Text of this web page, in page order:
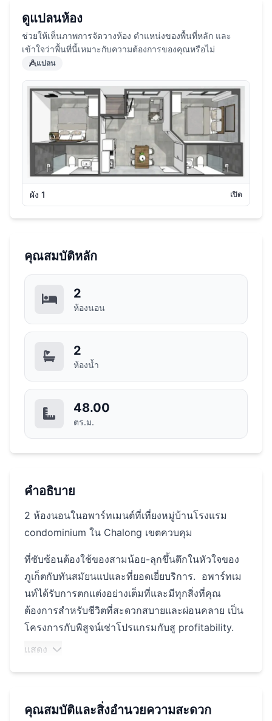
ดูแปลนห้อง
ช่วยให้เห็นภาพการจัดวางห้อง ตำแหน่งของพื้นที่หลัก และ
เข้าใจว่าพื้นที่นี้เหมาะกับความต้องการของคุณหรือไม่
แปลน
ผัง 1 เปิด
คุณสมบัติหลัก
2
ห้องนอน
2
ห้องน้ำ
48.00
ตร.ม.
คำอธิบาย
2 ห้องนอนในอพาร์ทเมนต์ที่เที่ยงหมู่บ้านโรงแรม
condominium ใน Chalong เขตควบคุม
ที่ซับซ้อนต้องใช้ของสามน้อย-ลุกขึ้นตึกในหัวใจของ
ภูเก็ตกับทันสมัยนแปและที่ยอดเยี่ยบริการ. อพาร์ทเม
นท์ได้รับการตกแต่งอย่างเต็มที่และมีทุกสิ่งที่คุณ
ต้องการสำหรับชีวิตที่สะดวกสบายและผ่อนคลาย เป็น
โครงการกับพิสูจน์เช่าโปรแกรมกับสู profitability.
เป็นเยี่ยมมาการลงทุนทางเลือก
ใกล้หาดในหานและหาดกะตะซูเปอร์มาร์เก็ตคาเฟ่
พระใหญ่แหลมพรหมเทพเป็นต้น
แสดง
คุณสมบัติและสิ่งอำนวยความสะดวก